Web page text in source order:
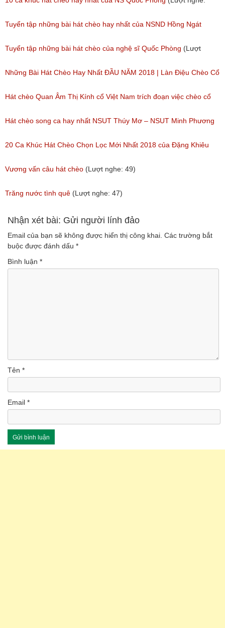
1,371)
Tuyển tập những bài hát chèo hay nhất của NSND Hồng Ngát
(Lượt nghe: 777)
Tuyển tập những bài hát chèo của nghệ sĩ Quốc Phòng (Lượt
nghe: 2,002)
Những Bài Hát Chèo Hay Nhất ĐẦU NĂM 2018 | Làn Điệu Chèo Cổ
Ngọt Ngào Như Ru Lòng Người
(Lượt nghe: 172)
Hát chèo Quan Âm Thị Kính cổ Việt Nam trích đoạn việc chèo cổ
Việt Nam đặc sắc nhất
(Lượt nghe: 81)
Hát chèo song ca hay nhất NSUT Thúy Mơ – NSUT Minh Phương
(Lượt nghe: 189)
20 Ca Khúc Hát Chèo Chọn Lọc Mới Nhất 2018 của Đặng Khiêu
(Lượt nghe: 105)
Vương vấn câu hát chèo (Lượt nghe: 49)
Trăng nước tình quê (Lượt nghe: 47)
Nhận xét bài: Gửi người lính đảo
Email của bạn sẽ không được hiển thị công khai. Các trường bắt
buộc được đánh dấu *
Bình luận *
Tên *
Email *